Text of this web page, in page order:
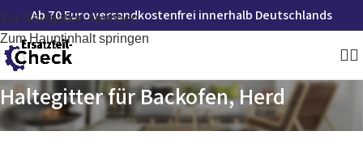
Zur Navigation springen
Zum Hauptinhalt springen
Ab 70 Euro versandkostenfrei innerhalb Deutschlands
Haltegitter für Backofen, Herd